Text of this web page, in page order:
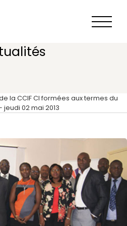
la CCIF CI formées aux termes du
02 mai 2013